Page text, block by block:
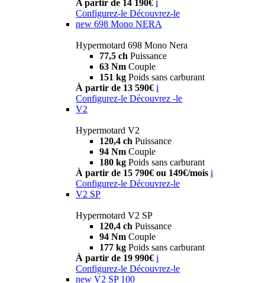
A partir de 14 190€ i
Configurez-le Découvrez-le
new 698 Mono NERA
Hypermotard 698 Mono Nera
77,5 ch Puissance
63 Nm Couple
151 kg Poids sans carburant
À partir de 13 590€ i
Configurez-le Découvrez -le
V2
Hypermotard V2
120,4 ch Puissance
94 Nm Couple
180 kg Poids sans carburant
À partir de 15 790€ ou 149€/mois i
Configurez-le Découvrez-le
V2 SP
Hypermotard V2 SP
120,4 ch Puissance
94 Nm Couple
177 kg Poids sans carburant
À partir de 19 990€ i
Configurez-le Découvrez-le
new V2 SP 100